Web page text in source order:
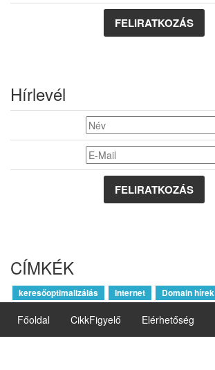
FELIRATKOZÁS
Hírlevél
CÍMKÉK
keresőoptimalizálás Internet Domain hírek
Főoldal CikkFigyelő Elérhetőség